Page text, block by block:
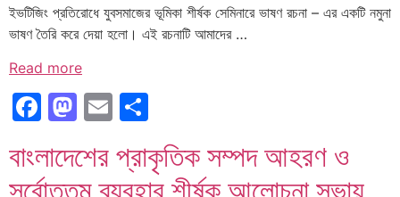
ইভটিজিং প্রতিরোধে যুবসমাজের ভূমিকা শীর্ষক সেমিনারে ভাষণ রচনা – এর একটি নমুনা
ভাষণ তৈরি করে দেয়া হলো। এই রচনাটি আমাদের …
Read more
Facebook
Mastodon
Email
বাংলাদেশের প্রাকৃতিক সম্পদ আহরণ ও